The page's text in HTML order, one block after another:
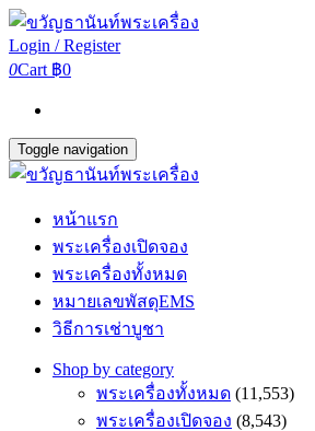
Login / Register
0Cart ฿0
Toggle navigation
หน้าแรก
พระเครื่องเปิดจอง
พระเครื่องทั้งหมด
หมายเลขพัสดุEMS
วิธีการเช่าบูชา
Shop by category
พระเครื่องทั้งหมด (11,553)
พระเครื่องเปิดจอง (8,543)